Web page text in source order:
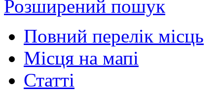
Розширений пошук
Повний перелік місць
Місця на мапі
Статті